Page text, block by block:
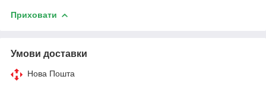
Приховати
Умови доставки
Нова Пошта